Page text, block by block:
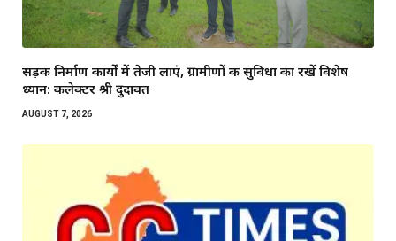
सड़क निर्माण कार्यों में तेजी लाएं, ग्रामीणों की सुविधा का रखें विशेष
ध्यान: कलेक्टर श्री दुदावत
AUGUST 7, 2026